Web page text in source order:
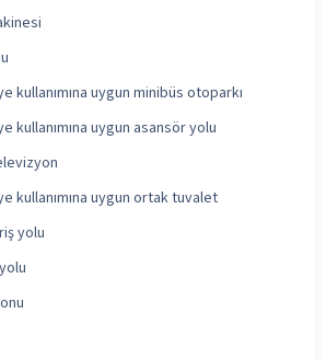
kullanımına uygun minibüs otoparkı
kullanımına uygun asansör yolu
kullanımına uygun ortak tuvalet
yolu